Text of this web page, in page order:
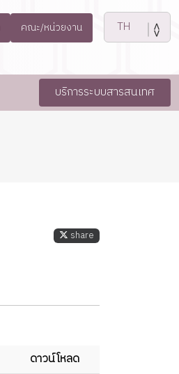
คณะ/หน่วยงาน
บริการระบบสารสนเทศ
share
ดาวน์โหลด